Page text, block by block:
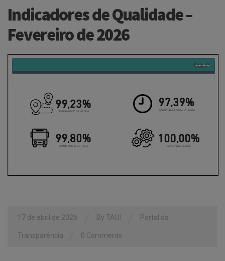
Indicadores de Qualidade –
Fevereiro de 2026
17 de abril de 2026 By TAU! Portal da
Transparência 0 Comments